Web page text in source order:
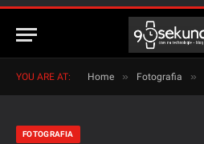
YOU ARE AT: Home » Fotografia »
FOTOGRAFIA